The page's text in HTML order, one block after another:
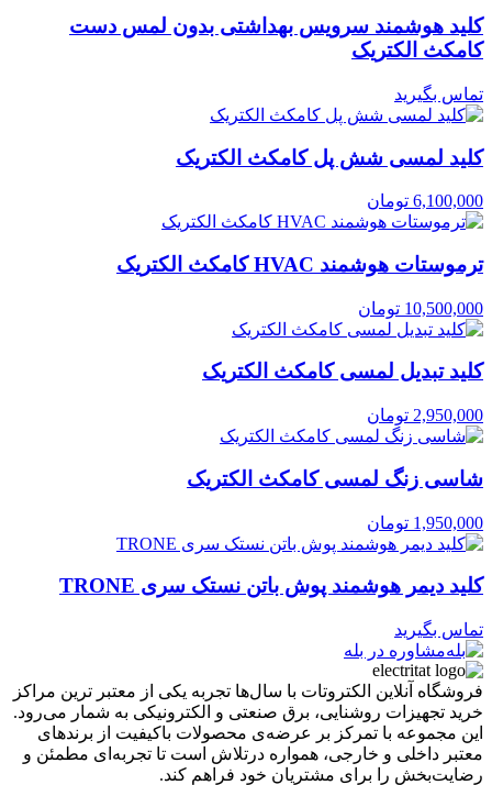
کلید هوشمند سرویس بهداشتی بدون لمس دست
کامکث الکتریک
تماس بگیرید
کلید لمسی شش پل کامکث الکتریک
6,100,000 تومان
ترموستات هوشمند HVAC کامکث الکتریک
10,500,000 تومان
کلید تبدیل لمسی کامکث الکتریک
2,950,000 تومان
شاسی زنگ لمسی کامکث الکتریک
1,950,000 تومان
کلید دیمر هوشمند پوش باتن نستک سری TRONE
تماس بگیرید
مشاوره در بله
فروشگاه آنلاین الکتروتات با سال‌ها تجربه یکی از معتبر ترین مراکز
خرید تجهیزات روشنایی، برق صنعتی و الکترونیکی به شمار می‌رود.
این مجموعه با تمرکز بر عرضه‌ی محصولات باکیفیت از برندهای
معتبر داخلی و خارجی، همواره درتلاش است تا تجربه‌ای مطمئن و
رضایت‌بخش را برای مشتریان خود فراهم کند.